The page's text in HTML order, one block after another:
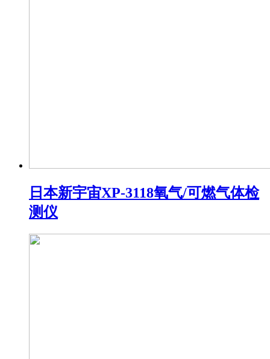
日本新宇宙XP-3118氧气/可燃气体检
测仪